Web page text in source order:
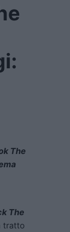
The
The